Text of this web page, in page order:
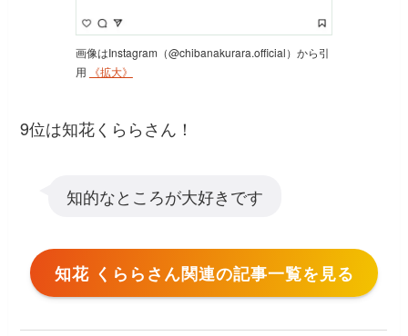
画像はInstagram（@chibanakurara.official）から引
用
《拡大》
9位は知花くららさん！
知的なところが大好きです
知花 くららさん関連の記事一覧を見る